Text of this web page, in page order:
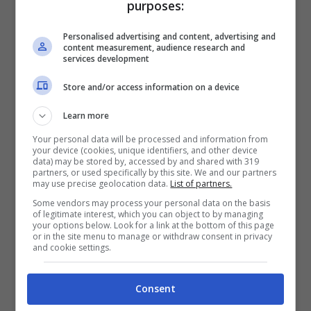
gli acquisti ce n’è molto e quindi è bene
prepararsi e fare magari un po’ la “formica”
e risparmiare in vista della fatidica
inizio saldi estivi 2018 a Milano.
Saldi Estivi 2018 Milano: cosa
comprare?
Il rischio quando ci si getta a capofitto in
unnegozio con i saldi estivi a Milanoè
quello di comprare cose che non servono.
Prima dell’inizio dei saldi quindi dovreste
fare con calma un elenco di ciò che
purposes:
Personalised advertising and content, advertising and
content measurement, audience research and
services development
Store and/or access information on a device
Learn more
Your personal data will be processed and information from
your device (cookies, unique identifiers, and other device
data) may be stored by, accessed by and shared with 319
partners, or used specifically by this site. We and our partners
may use precise geolocation data. List of partners.
Some vendors may process your personal data on the basis
of legitimate interest, which you can object to by managing
your options below. Look for a link at the bottom of this page
or in the site menu to manage or withdraw consent in privacy
and cookie settings.
Consent